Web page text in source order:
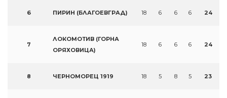
6 ПИРИН (БЛАГОЕВГРАД) 18 6 6 6 24
7
ЛОКОМОТИВ (ГОРНА
ОРЯХОВИЦА)
18 6 6 6 24
8 ЧЕРНОМОРЕЦ 1919 18 5 8 5 23